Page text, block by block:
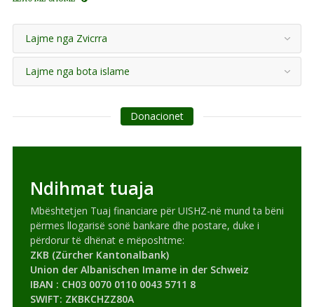
Lajme nga Zvicrra
Lajme nga bota islame
Donacionet
Ndihmat tuaja
Mbështetjen Tuaj financiare për UISHZ-në mund ta bëni
përmes llogarisë sonë bankare dhe postare, duke i
përdorur të dhënat e mëposhtme:
ZKB (Zürcher Kantonalbank)
Union der Albanischen Imame in der Schweiz
IBAN : CH03 0070 0110 0043 5711 8
SWIFT: ZKBKCHZZ80A